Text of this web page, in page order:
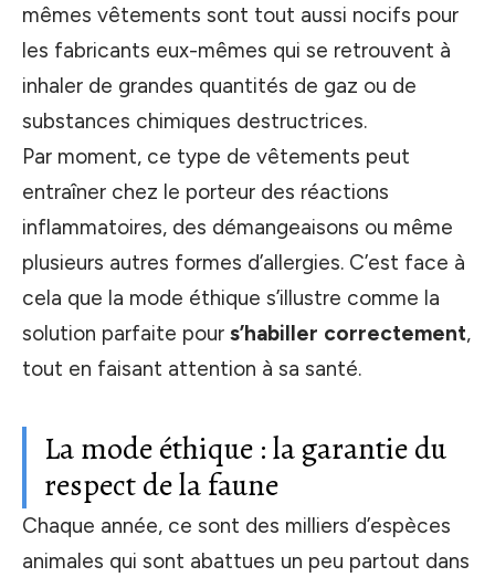
mêmes vêtements sont tout aussi nocifs pour
les fabricants eux-mêmes qui se retrouvent à
inhaler de grandes quantités de gaz ou de
substances chimiques destructrices.
Par moment, ce type de vêtements peut
entraîner chez le porteur des réactions
inflammatoires, des démangeaisons ou même
plusieurs autres formes d’allergies. C’est face à
cela que la mode éthique s’illustre comme la
solution parfaite pour s’habiller correctement,
tout en faisant attention à sa santé.
La mode éthique : la garantie du
respect de la faune
Chaque année, ce sont des milliers d’espèces
animales qui sont abattues un peu partout dans